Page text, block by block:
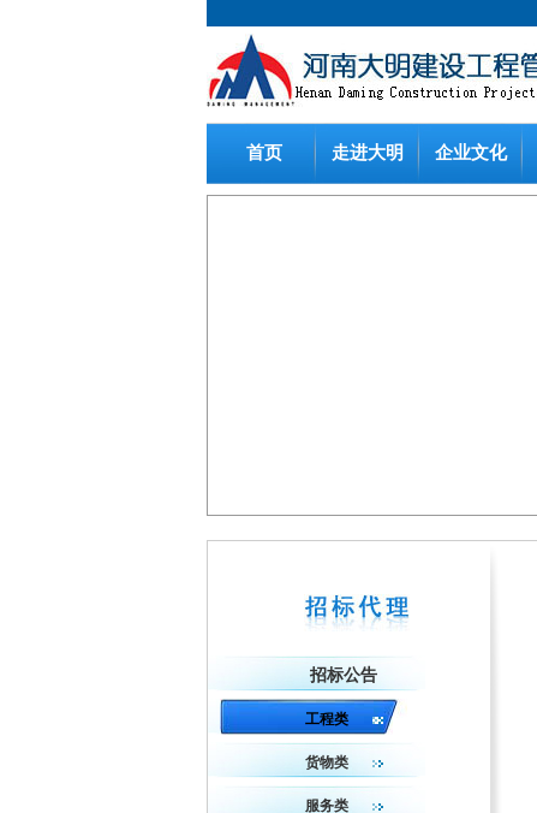
首页 走进大明 企业文化
招标公告
工程类
货物类
服务类